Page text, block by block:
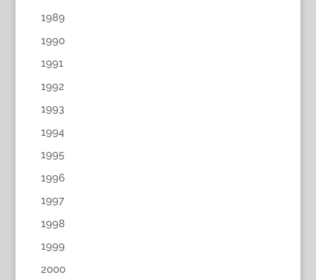
1989
1990
1991
1992
1993
1994
1995
1996
1997
1998
1999
2000